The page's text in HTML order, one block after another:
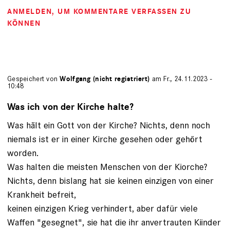
ANMELDEN, UM KOMMENTARE VERFASSEN ZU
KÖNNEN
Gespeichert vonWolfgang (nicht registriert) am Fr., 24.11.2023 -
10:48
Was ich von der Kirche halte?
Was hält ein Gott von der Kirche? Nichts, denn noch
niemals ist er in einer Kirche gesehen oder gehört
worden.
Was halten die meisten Menschen von der Kiorche?
Nichts, denn bislang hat sie keinen einzigen von einer
Krankheit befreit,
keinen einzigen Krieg verhindert, aber dafür viele
Waffen "gesegnet", sie hat die ihr anvertrauten Kiinder